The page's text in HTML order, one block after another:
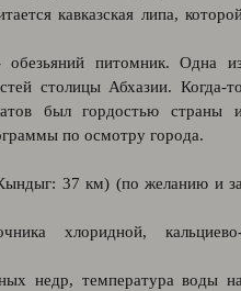
кавказская липа,
питомник. Одна
столицы Абхазии. Когда-
был гордостью страны
по осмотру города.
37 км) (по желанию и
хлоридной,
недр, температура воды